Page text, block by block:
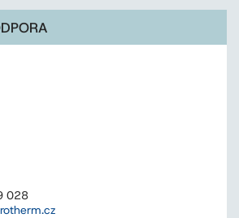
028